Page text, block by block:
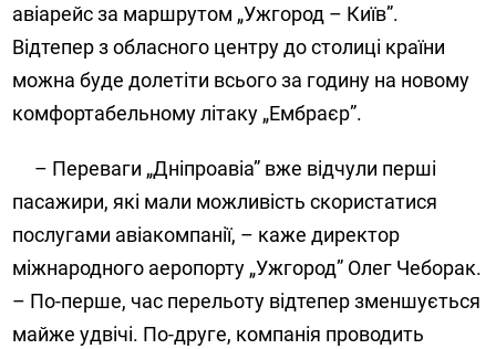
авіарейс за маршрутом „Ужгород – Київ”.
Відтепер з обласного центру до столиці країни
можна буде долетіти всього за годину на новому
комфортабельному літаку „Ембраєр”.
– Переваги „Дніпроавіа” вже відчули перші
пасажири, які мали можливість скористатися
послугами авіакомпанії, – каже директор
міжнародного аеропорту „Ужгород” Олег Чеборак.
– По-перше, час перельоту відтепер зменшується
майже удвічі. По-друге, компанія проводить